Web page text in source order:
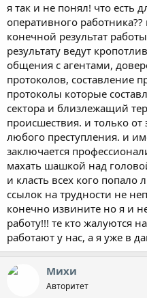
я так и не понял! что есть
оперативного
конечной результат
результату ведут
общения с агентами,
протоколов, составление
протоколы которые
сектора и близлежащий
происшествия. и только от
любого преступления. и
заключается
махать шашкой над
и класть всех кого
ссылок на трудности не
конечно извините но я и
работу!!! те кто жалуются
работают у нас, а я уже в
Михи
Авторитет